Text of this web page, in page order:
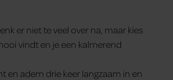
er niet te veel over na, maar kies
vindt en je een kalmerend
en adem drie keer langzaam in en